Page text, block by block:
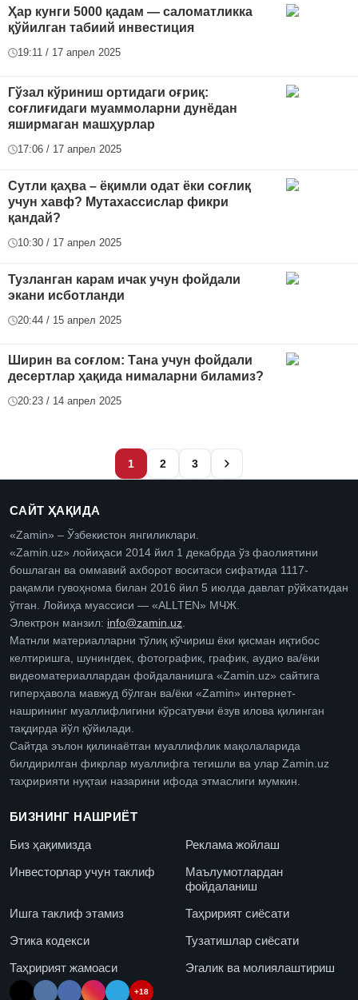
Ҳар кунги 5000 қадам — саломатликка
қўйилган табиий инвестиция
19:11 / 17 апрел 2025
Гўзал кўриниш ортидаги оғриқ:
соғлиғидаги муаммоларни дунёдан
яширмаган машҳурлар
17:06 / 17 апрел 2025
Сутли қаҳва – ёқимли одат ёки соғлиқ
учун хавф? Мутахассислар фикри
қандай?
10:30 / 17 апрел 2025
Тузланган карам ичак учун фойдали
экани исботланди
20:44 / 15 апрел 2025
Ширин ва соғлом: Тана учун фойдали
десертлар ҳақида нималарни биламиз?
20:23 / 14 апрел 2025
1 2 3
САЙТ ҲАҚИДА
«Zamin» – Ўзбекистон янгиликлари.
«Zamin.uz» лойиҳаси 2014 йил 1 декабрда ўз фаолиятини
бошлаган ва оммавий ахборот воситаси сифатида 1117-
рақамли гувоҳнома билан 2016 йил 5 июлда давлат рўйхатидан
ўтган. Лойиҳа муассиси — «ALLTEN» МЧЖ.
Электрон манзил: info@zamin.uz.
Матнли материалларни тўлиқ кўчириш ёки қисман иқтибос
келтиришга, шунингдек, фотографик, график, аудио ва/ёки
видеоматериаллардан фойдаланишга «Zamin.uz» сайтига
гиперҳавола мавжуд бўлган ва/ёки «Zamin» интернет-
нашрининг муаллифлигини кўрсатувчи ёзув илова қилинган
тақдирда йўл қўйилади.
Сайтда эълон қилинаётган муаллифлик мақолаларида
билдирилган фикрлар муаллифга тегишли ва улар Zamin.uz
таҳририяти нуқтаи назарини ифода этмаслиги мумкин.
БИЗНИНГ НАШРИЁТ
Биз ҳақимизда
Реклама жойлаш
Инвесторлар учун таклиф
Маълумотлардан
фойдаланиш
Ишга таклиф этамиз
Таҳририят сиёсати
Этика кодекси
Тузатишлар сиёсати
Таҳририят жамоаси
Эгалик ва молиялаштириш
+18